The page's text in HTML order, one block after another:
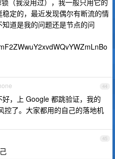
（我没用过），我一般只用它的
定的，最近发现偶尔有断流的情
道是我的问题还是节点的问
44
，上 Google 都跳验证，我的
控了。大家都用的自己的落地机
45